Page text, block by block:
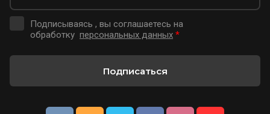
Подписываясь , вы соглашаетесь на
обработку персональных данных *
Подписаться